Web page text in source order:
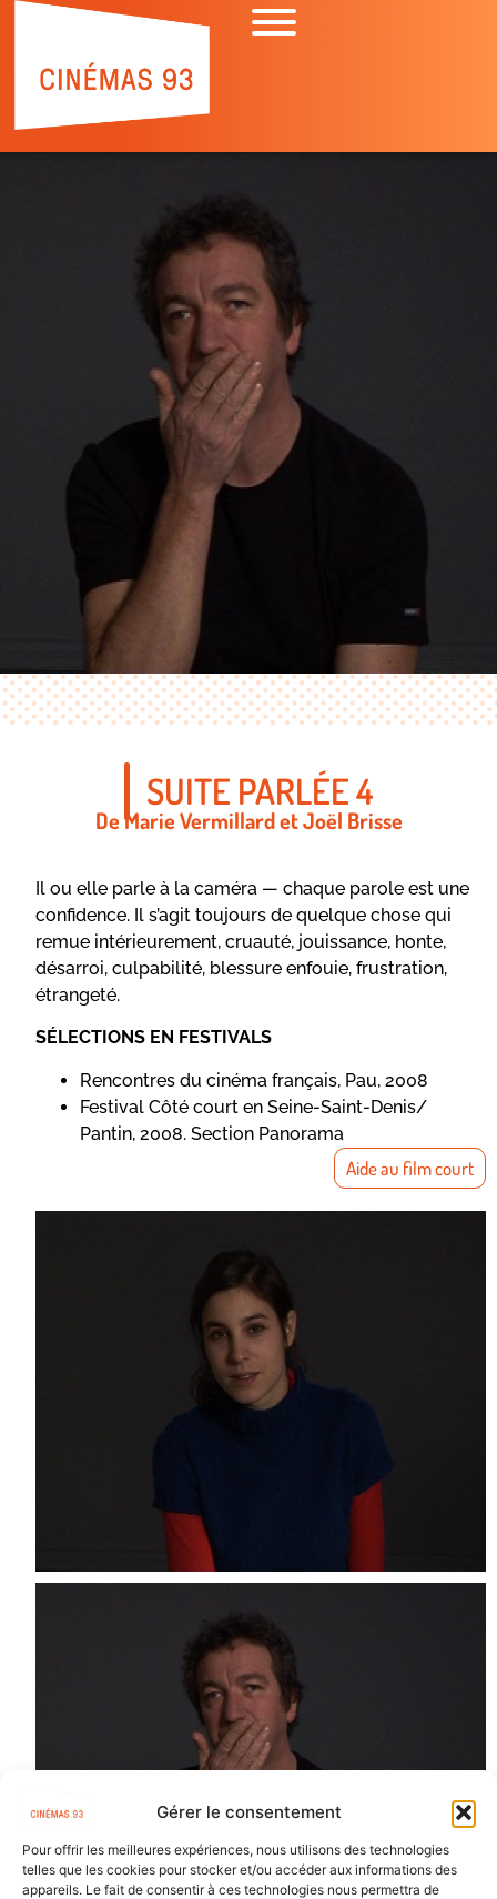
Gérer le consentement
Pour offrir les meilleures expériences, nous utilisons des technologies
telles que les cookies pour stocker et/ou accéder aux informations des
appareils. Le fait de consentir à ces technologies nous permettra de
SUITE PARLÉE 4
De Marie Vermillard et Joël Brisse
Il ou elle parle à la caméra — chaque parole est une
confidence. Il s’agit toujours de quelque chose qui
remue intérieurement, cruauté, jouissance, honte,
désarroi, culpabilité, blessure enfouie, frustration,
étrangeté.
SÉLECTIONS EN FESTIVALS
Rencontres du cinéma français, Pau, 2008
Festival Côté court en Seine-Saint-Denis/
Pantin, 2008. Section Panorama
Aide au film court